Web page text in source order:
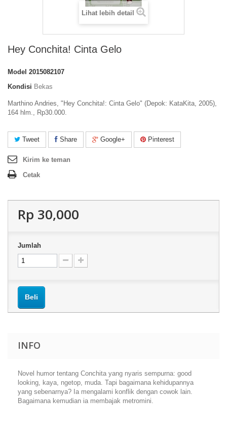
Lihat lebih detail
Hey Conchita! Cinta Gelo
Model 2015082107
Kondisi Bekas
Marthino Andries, "Hey Conchita!: Cinta Gelo" (Depok: KataKita, 2005),
164 hlm., Rp30.000.
Tweet Share Google+ Pinterest
Kirim ke teman
Cetak
Rp‎ 30,000
Jumlah
Beli
INFO
Novel humor tentang Conchita yang nyaris sempurna: good
looking, kaya, ngetop, muda. Tapi bagaimana kehidupannya
yang sebenarnya? Ia mengalami konflik dengan cowok lain.
Bagaimana kemudian ia membajak metromini.